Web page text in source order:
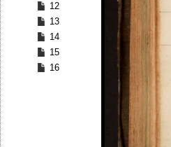
12
13
14
15
16